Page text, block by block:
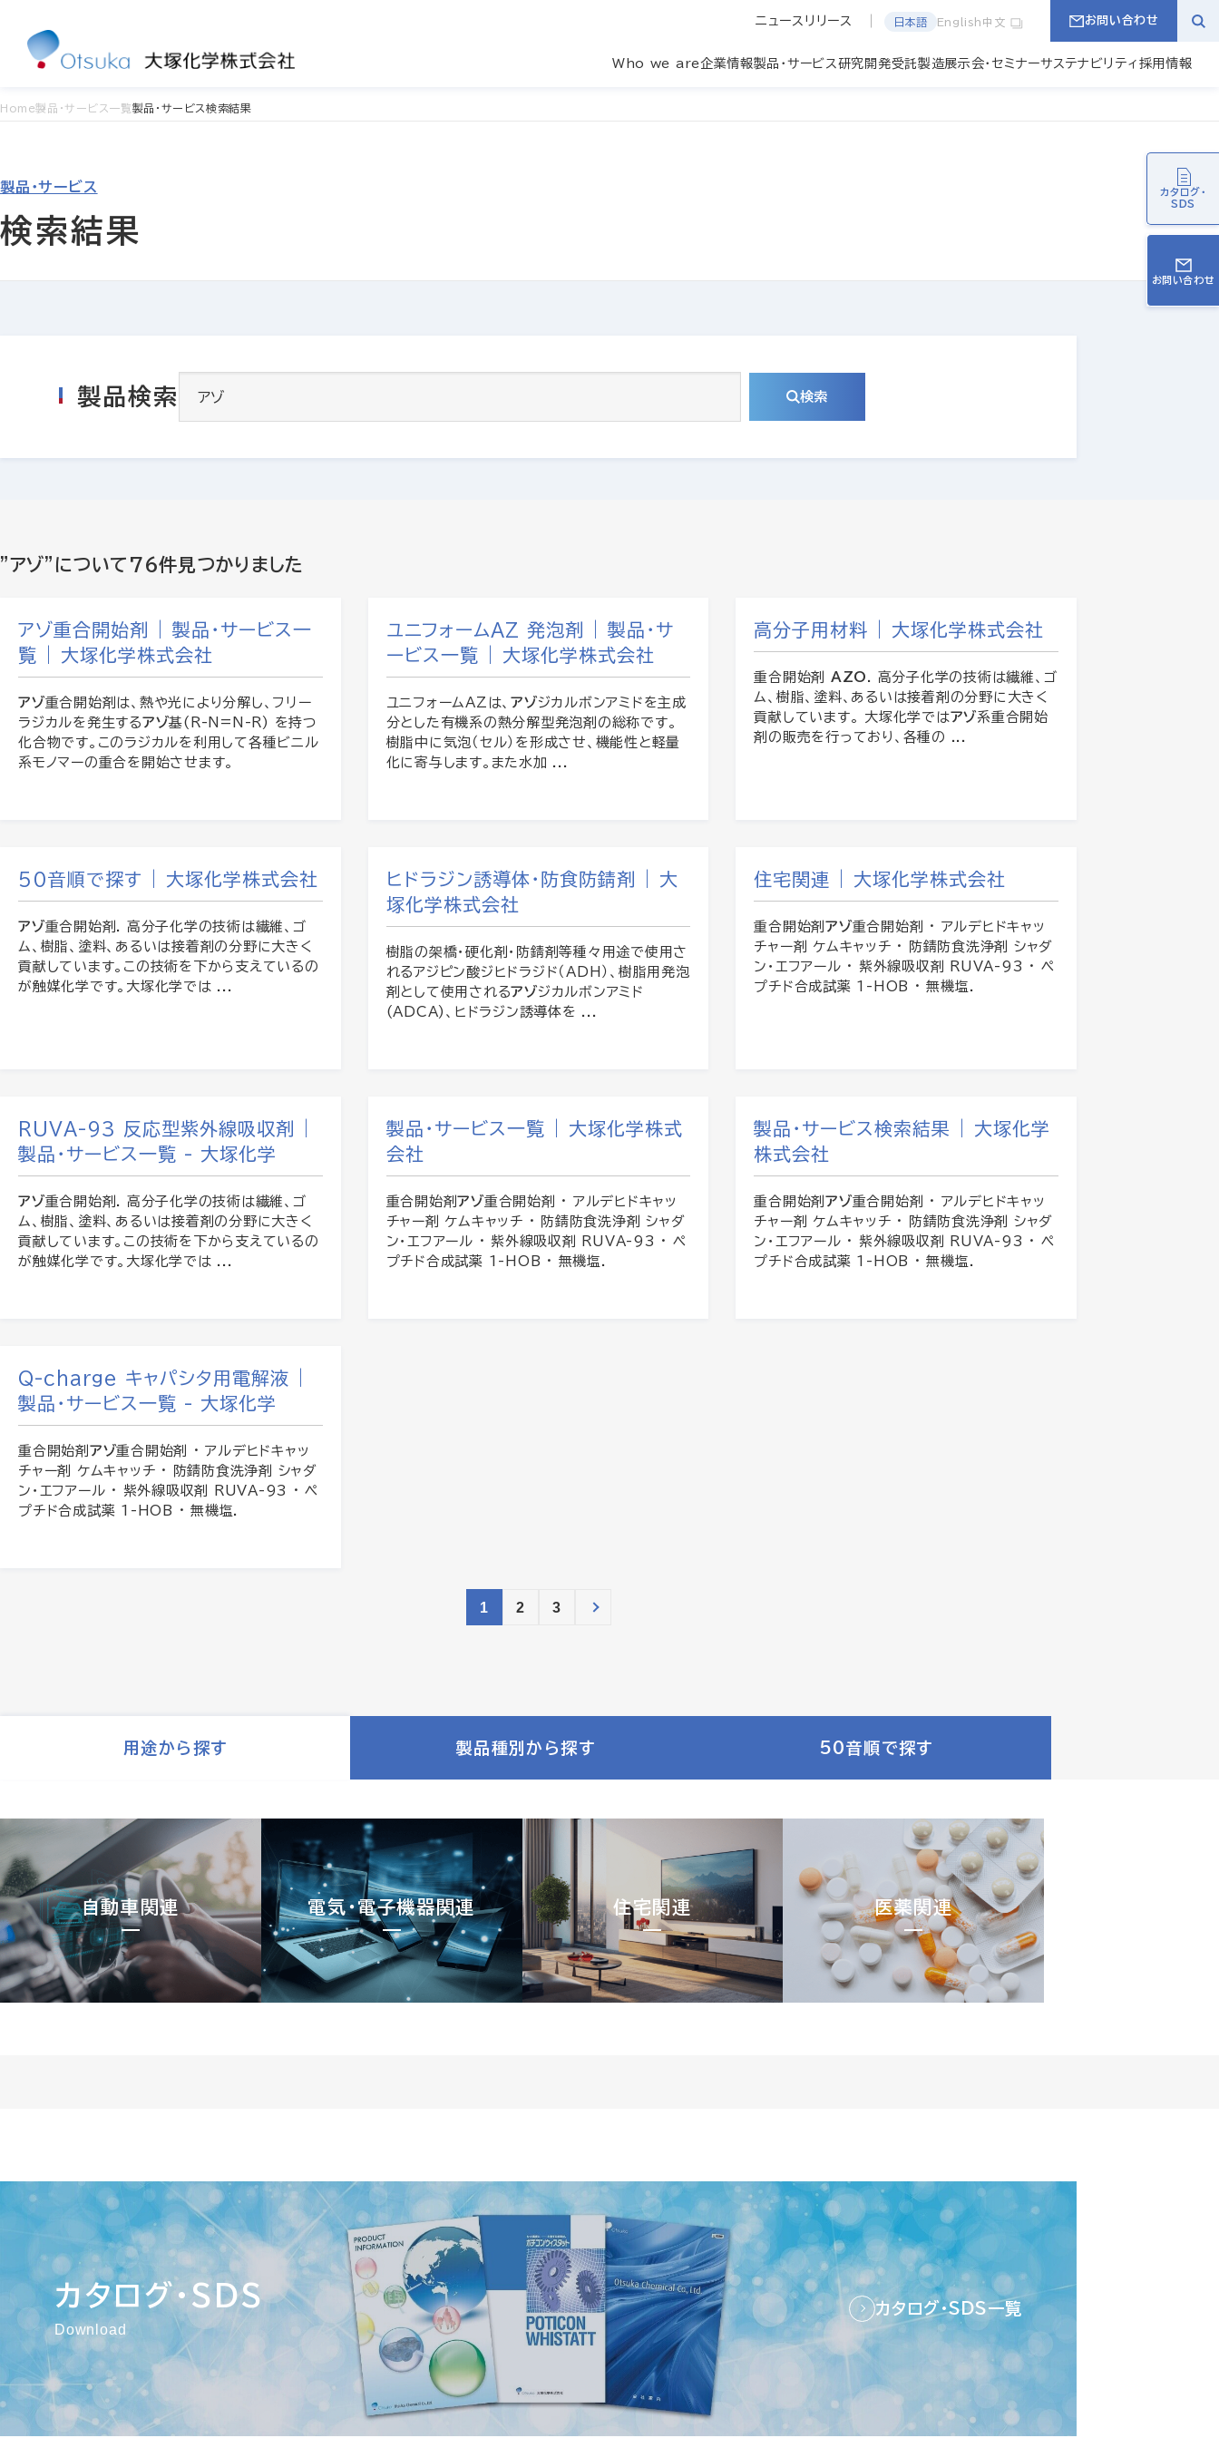
ニュースリリース 日本語 English 中文 お問い合わせ
Who we are企業情報製品・サービス 研究開発受託製造展示会・セミナーサステナビリティ 採用情報
カタログ・
SDS
お問い合わせ
Home製品・サービス一覧製品・サービス検索結果
製品・サービス
検索結果
製品検索 検索
"アゾ"について 76件見つかりました
アゾ重合開始剤 | 製品・サービス一
覧 | 大塚化学株式会社
アゾ重合開始剤は、熱や光により分解し、フリー
ラジカルを発生するアゾ基(R-N=N-R) を持つ
化合物です。このラジカルを利用して各種ビニル
系モノマーの重合を開始させます。
ユニフォームAZ 発泡剤 | 製品・サ
ービス一覧 | 大塚化学株式会社
ユニフォームAZは、アゾジカルボンアミドを主成
分とした有機系の熱分解型発泡剤の総称です。
樹脂中に気泡（セル）を形成させ、機能性と軽量
化に寄与します。また水加 ...
高分子用材料 | 大塚化学株式会社
重合開始剤 AZO . 高分子化学の技術は繊維、ゴ
ム、樹脂、塗料、あるいは接着剤の分野に大きく
貢献しています。 大塚化学ではアゾ系重合開始
剤の販売を行っており、各種の ...
50音順で探す | 大塚化学株式会社
アゾ重合開始剤. 高分子化学の技術は繊維、ゴ
ム、樹脂、塗料、あるいは接着剤の分野に大きく
貢献しています。この技術を下から支えているの
が触媒化学です。大塚化学では ...
ヒドラジン誘導体・防食防錆剤 | 大
塚化学株式会社
樹脂の架橋・硬化剤・防錆剤等種々用途で使用さ
れるアジピン酸ジヒドラジド（ADH）、樹脂用発泡
剤として使用されるアゾジカルボンアミド
(ADCA)、ヒドラジン誘導体を ...
住宅関連 | 大塚化学株式会社
重合開始剤アゾ重合開始剤 · アルデヒドキャッ
チャー剤 ケムキャッチ · 防錆防食洗浄剤 シャダ
ン・エフアール · 紫外線吸収剤 RUVA-93 · ペ
プチド合成試薬 1-HOB · 無機塩.
RUVA-93 反応型紫外線吸収剤 |
製品・サービス一覧 - 大塚化学
アゾ重合開始剤. 高分子化学の技術は繊維、ゴ
ム、樹脂、塗料、あるいは接着剤の分野に大きく
貢献しています。この技術を下から支えているの
が触媒化学です。大塚化学では ...
製品・サービス一覧 | 大塚化学株式
会社
重合開始剤アゾ重合開始剤 · アルデヒドキャッ
チャー剤 ケムキャッチ · 防錆防食洗浄剤 シャダ
ン・エフアール · 紫外線吸収剤 RUVA-93 · ペ
プチド合成試薬 1-HOB · 無機塩.
製品・サービス検索結果 | 大塚化学
株式会社
重合開始剤アゾ重合開始剤 · アルデヒドキャッ
チャー剤 ケムキャッチ · 防錆防食洗浄剤 シャダ
ン・エフアール · 紫外線吸収剤 RUVA-93 · ペ
プチド合成試薬 1-HOB · 無機塩.
Q-charge キャパシタ用電解液 |
製品・サービス一覧 - 大塚化学
重合開始剤 アゾ重合開始剤 · アルデヒドキャッ
チャー剤 ケムキャッチ · 防錆防食洗浄剤 シャダ
ン・エフアール · 紫外線吸収剤 RUVA-93 · ペ
プチド合成試薬 1-HOB · 無機塩.
1 2 3
用途から探す 製品種別から探す 50音順で探す
自動車関連 電気・電子機器関連 住宅関連 医薬関連
カタログ・SDS
Download
カタログ・SDS一覧